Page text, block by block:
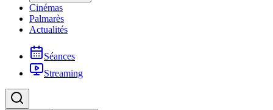
Cinémas
Palmarès
Actualités
Séances
Streaming